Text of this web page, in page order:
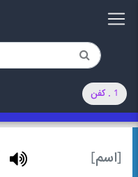
1 . کفن
[اسم]